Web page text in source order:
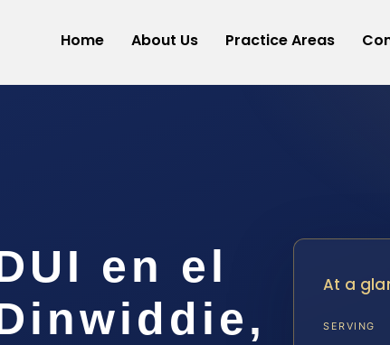
Home About Us Practice Areas
en el
At a
SERVING